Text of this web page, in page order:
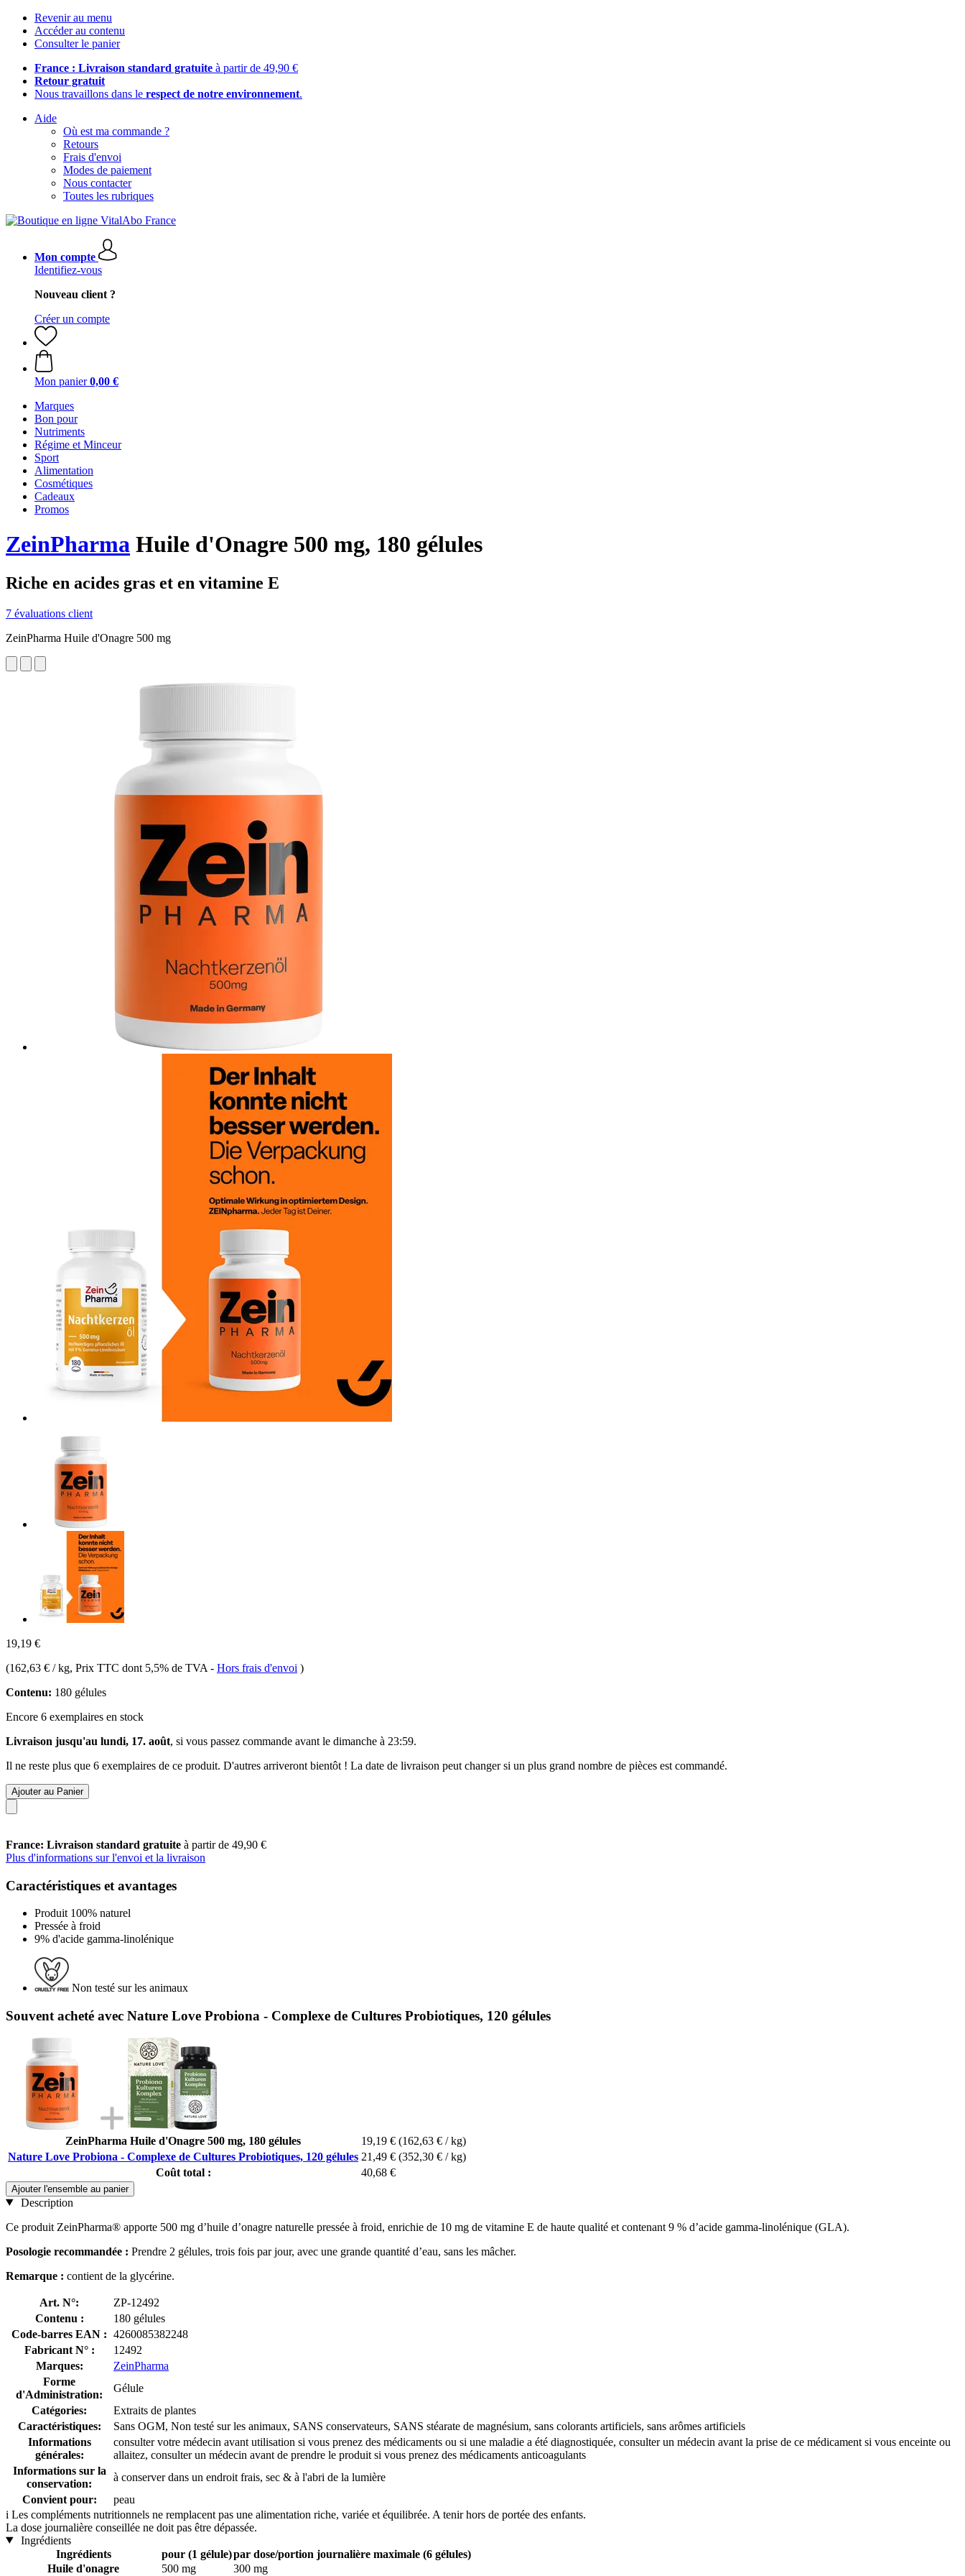
Revenir au menu
Accéder au contenu
Consulter le panier
France : Livraison standard gratuite à partir de 49,90 €
Retour gratuit
Nous travaillons dans le respect de notre environnement.
Aide
Où est ma commande ?
Retours
Frais d'envoi
Modes de paiement
Nous contacter
Toutes les rubriques
Mon compte
Identifiez-vous
Nouveau client ?
Créer un compte
Mon panier 0,00 €
Marques
Bon pour
Nutriments
Régime et Minceur
Sport
Alimentation
Cosmétiques
Cadeaux
Promos
ZeinPharma Huile d'Onagre 500 mg, 180 gélules
Riche en acides gras et en vitamine E
7 évaluations client
ZeinPharma Huile d'Onagre 500 mg
19,19 €
(162,63 € / kg, Prix TTC dont 5,5% de TVA - Hors frais d'envoi )
Contenu: 180 gélules
Encore 6 exemplaires en stock
Livraison jusqu'au lundi, 17. août, si vous passez commande avant le dimanche à 23:59.
Il ne reste plus que 6 exemplaires de ce produit. D'autres arriveront bientôt ! La date de livraison peut changer si un plus grand nombre de pièces est commandé.
Ajouter au Panier
France: Livraison standard gratuite à partir de 49,90 €
Plus d'informations sur l'envoi et la livraison
Caractéristiques et avantages
Produit 100% naturel
Pressée à froid
9% d'acide gamma-linolénique
Non testé sur les animaux
Souvent acheté avec Nature Love Probiona - Complexe de Cultures Probiotiques, 120 gélules
ZeinPharma Huile d'Onagre 500 mg, 180 gélules 19,19 € (162,63 € / kg)
Nature Love Probiona - Complexe de Cultures Probiotiques, 120 gélules 21,49 € (352,30 € / kg)
Coût total :
40,68 €
Ajouter l'ensemble au panier
Description
Ce produit ZeinPharma® apporte 500 mg d’huile d’onagre naturelle pressée à froid, enrichie de 10 mg de vitamine E de haute qualité et contenant 9 % d’acide gamma-linolénique (GLA).
Posologie recommandée : Prendre 2 gélules, trois fois par jour, avec une grande quantité d’eau, sans les mâcher.
Remarque : contient de la glycérine.
Art. N°:
ZP-12492
Contenu :
180 gélules
Code-barres EAN : 4260085382248
Fabricant N° :
12492
Marques:
ZeinPharma
Forme
d'Administration:
Gélule
Catégories:
Extraits de plantes
Caractéristiques:
Sans OGM, Non testé sur les animaux, SANS conservateurs, SANS stéarate de magnésium, sans colorants artificiels, sans arômes artificiels
Informations
générales:
consulter votre médecin avant utilisation si vous prenez des médicaments ou si une maladie a été diagnostiquée, consulter un médecin avant la prise de ce médicament si vous enceinte ou
allaitez, consulter un médecin avant de prendre le produit si vous prenez des médicaments anticoagulants
Informations sur la
conservation:
à conserver dans un endroit frais, sec & à l'abri de la lumière
Convient pour:
peau
i Les compléments nutritionnels ne remplacent pas une alimentation riche, variée et équilibrée. A tenir hors de portée des enfants.
La dose journalière conseillée ne doit pas être dépassée.
Ingrédients
Ingrédients
pour (1 gélule)par dose/portion journalière maximale (6 gélules)
Huile d'onagre
500 mg 300 mg